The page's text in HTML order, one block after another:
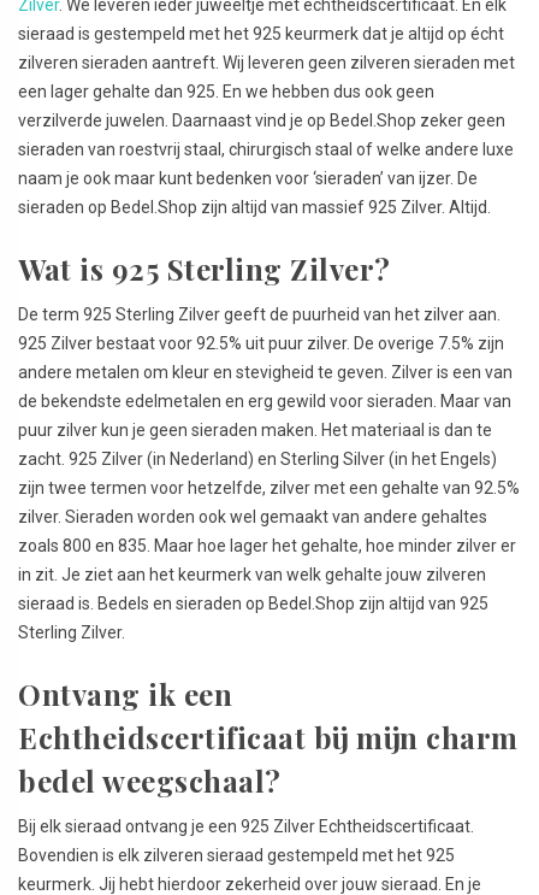
Zilver. We leveren ieder juweeltje met echtheidscertificaat. En elk
sieraad is gestempeld met het 925 keurmerk dat je altijd op écht
zilveren sieraden aantreft. Wij leveren geen zilveren sieraden met
een lager gehalte dan 925. En we hebben dus ook geen
verzilverde juwelen. Daarnaast vind je op Bedel.Shop zeker geen
sieraden van roestvrij staal, chirurgisch staal of welke andere luxe
naam je ook maar kunt bedenken voor ‘sieraden’ van ijzer. De
sieraden op Bedel.Shop zijn altijd van massief 925 Zilver. Altijd.
Wat is 925 Sterling Zilver?
De term 925 Sterling Zilver geeft de puurheid van het zilver aan.
925 Zilver bestaat voor 92.5% uit puur zilver. De overige 7.5% zijn
andere metalen om kleur en stevigheid te geven. Zilver is een van
de bekendste edelmetalen en erg gewild voor sieraden. Maar van
puur zilver kun je geen sieraden maken. Het materiaal is dan te
zacht. 925 Zilver (in Nederland) en Sterling Silver (in het Engels)
zijn twee termen voor hetzelfde, zilver met een gehalte van 92.5%
zilver. Sieraden worden ook wel gemaakt van andere gehaltes
zoals 800 en 835. Maar hoe lager het gehalte, hoe minder zilver er
in zit. Je ziet aan het keurmerk van welk gehalte jouw zilveren
sieraad is. Bedels en sieraden op Bedel.Shop zijn altijd van 925
Sterling Zilver.
Ontvang ik een
Echtheidscertificaat bij mijn charm
bedel weegschaal?
Bij elk sieraad ontvang je een 925 Zilver Echtheidscertificaat.
Bovendien is elk zilveren sieraad gestempeld met het 925
keurmerk. Jij hebt hierdoor zekerheid over jouw sieraad. En je